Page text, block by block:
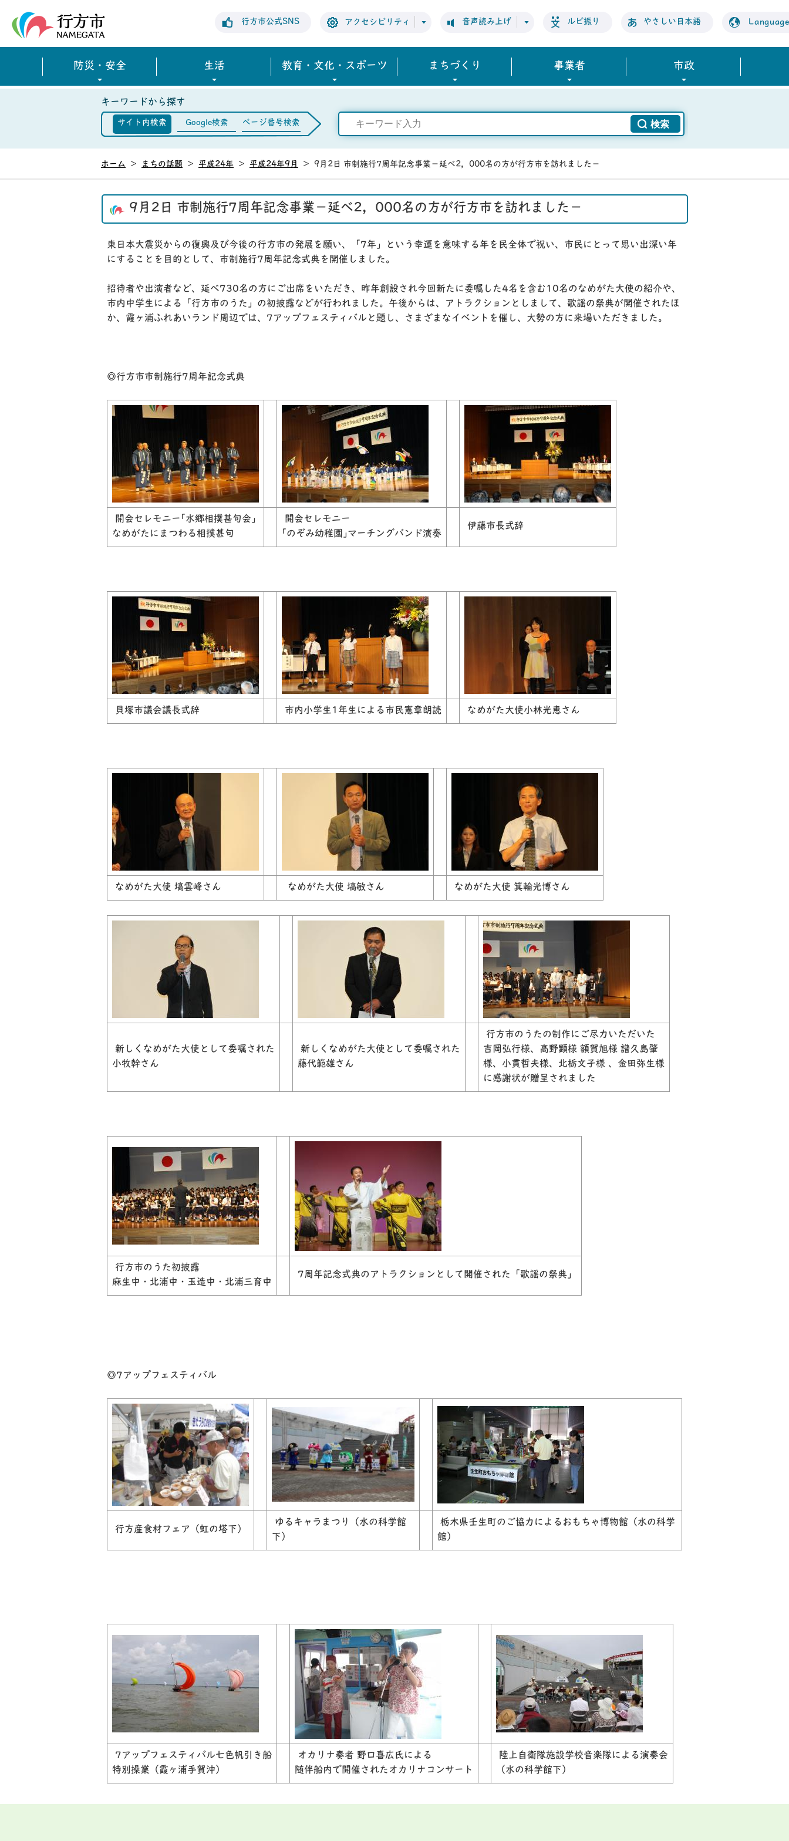
行方市公式SNS アクセシビリティ 音声読み上げ ルビ振り やさしい日本語 Language
防災・安全 生活 教育・文化・スポーツ まちづくり 事業者 市政
キーワードから探す
サイト内検索 Google検索 ページ番号検索
ホーム > まちの話題 > 平成24年 > 平成24年9月 > 9月2日 市制施行7周年記念事業－延べ2，000名の方が行方市を訪れました－
9月2日 市制施行7周年記念事業－延べ2，000名の方が行方市を訪れました－
東日本大震災からの復興及び今後の行方市の発展を願い、「7年」という幸運を意味する年を民全体で祝い、市民にとって思い出深い年
にすることを目的として、市制施行7周年記念式典を開催しました。
招待者や出演者など、延べ730名の方にご出席をいただき、昨年創設され今回新たに委嘱した4名を含む10名のなめがた大使の紹介や、
市内中学生による「行方市のうた」の初披露などが行われました。午後からは、アトラクションとしまして、歌謡の祭典が開催されたほ
か、霞ヶ浦ふれあいランド周辺では、7アップフェスティバルと題し、さまざまなイベントを催し、大勢の方に来場いただきました。
◎行方市市制施行7周年記念式典
開会セレモニー｢水郷相撲甚句会｣
なめがたにまつわる相撲甚句
開会セレモニー
｢のぞみ幼稚園｣マーチングバンド演奏
伊藤市長式辞
貝塚市議会議長式辞 市内小学生1年生による市民憲章朗読 なめがた大使小林光恵さん
なめがた大使 塙雲峰さん なめがた大使 塙敏さん なめがた大使 箕輪光博さん
新しくなめがた大使として委嘱された
小牧幹さん
新しくなめがた大使として委嘱された
藤代範雄さん
行方市のうたの制作にご尽力いただいた
吉岡弘行様、高野顕様 額賀旭様 譜久島肇
様、小貫哲夫様、北栃文子様 、金田弥生様
に感謝状が贈呈されました
行方市のうた初披露
麻生中・北浦中・玉造中・北浦三育中
7周年記念式典のアトラクションとして開催された「歌謡の祭典」
◎7アップフェスティバル
行方産食材フェア（虹の塔下）
ゆるキャラまつり（水の科学館
下）
栃木県壬生町のご協力によるおもちゃ博物館（水の科学
館）
7アップフェスティバル七色帆引き船
特別操業（霞ヶ浦手賀沖）
オカリナ奏者 野口喜広氏による
随伴船内で開催されたオカリナコンサート
陸上自衛隊施設学校音楽隊による演奏会
（水の科学館下）